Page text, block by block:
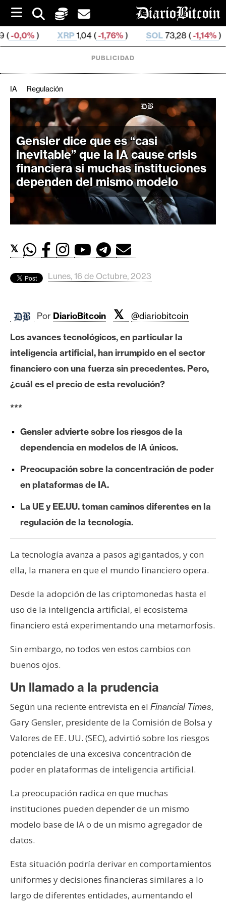
i
p
t
o
XRP1,04 ( -1,76%) SOL73,28 ( -1,14%) TRX
C
r
i
p
t
o
M
e
c
d
s
B
t
c
o
n
t
h
r
e
u
m
A
A
n
á
i
i
s
N
t
a
s
e
P
r
s
a
PUBLICIDAD
IA Regulación
Gensler dice que es “casi
inevitable” que la IA cause crisis
financiera si muchas instituciones
dependen del mismo modelo
𝕏
Lunes, 16 de Octubre, 2023
Por DiarioBitcoin 𝕏
@diariobitcoin
Los avances tecnológicos, en particular la
inteligencia artificial, han irrumpido en el sector
financiero con una fuerza sin precedentes. Pero,
¿cuál es el precio de esta revolución?
***
Gensler advierte sobre los riesgos de la
dependencia en modelos de IA únicos.
Preocupación sobre la concentración de poder
en plataformas de IA.
La UE y EE.UU. toman caminos diferentes en la
regulación de la tecnología.
La tecnología avanza a pasos agigantados, y con
ella, la manera en que el mundo financiero opera.
Desde la adopción de las criptomonedas hasta el
uso de la inteligencia artificial, el ecosistema
financiero está experimentando una metamorfosis.
Sin embargo, no todos ven estos cambios con
buenos ojos.
Un llamado a la prudencia
Según una reciente entrevista en el Financial Times,
Gary Gensler, presidente de la Comisión de Bolsa y
Valores de EE. UU. (SEC), advirtió sobre los riesgos
potenciales de una excesiva concentración de
poder en plataformas de inteligencia artificial.
La preocupación radica en que muchas
instituciones pueden depender de un mismo
modelo base de IA o de un mismo agregador de
datos.
Esta situación podría derivar en comportamientos
uniformes y decisiones financieras similares a lo
largo de diferentes entidades, aumentando el